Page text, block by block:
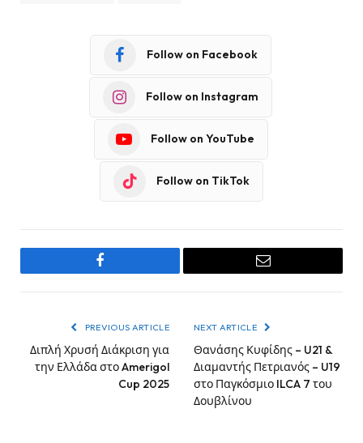
Follow on Facebook
Follow on Instagram
Follow on YouTube
Follow on TikTok
Facebook Email
PREVIOUS ARTICLE
Διπλή Χρυσή Διάκριση για
την Ελλάδα στο Amerigol
Cup 2025
NEXT ARTICLE
Θανάσης Κυφίδης – U21 &
Διαμαντής Πετριανός – U19
στο Παγκόσμιο ILCA 7 του
Δουβλίνου